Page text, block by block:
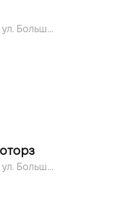
с. Софіївська Борщагівка, ул. Большая Кольцевая, 60а
с. Софіївська Борщагівка, ул. Большая Кольцевая, 60а